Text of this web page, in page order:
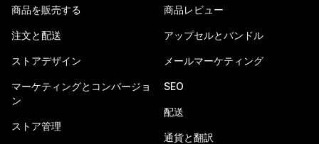
商品を販売する
注文と配送
ストアデザイン
マーケティングとコンバージョ
ン
ストア管理
商品レビュー
アップセルとバンドル
メールマーケティング
SEO
配送
通貨と翻訳